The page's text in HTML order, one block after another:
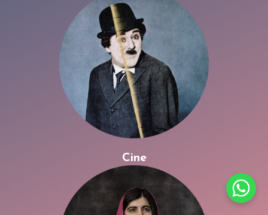
Cine